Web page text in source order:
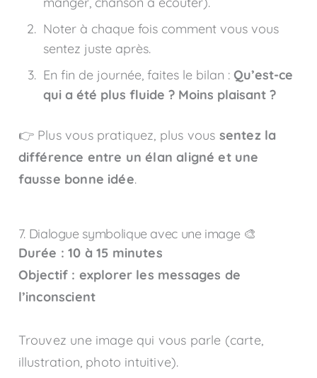
Noter à chaque fois comment vous vous
sentez juste après.
En fin de journée, faites le bilan : Qu’est-ce
qui a été plus fluide ? Moins plaisant ?
👉 Plus vous pratiquez, plus vous sentez la
différence entre un élan aligné et une
fausse bonne idée.
7. Dialogue symbolique avec une image 🎨
Durée : 10 à 15 minutes
Objectif : explorer les messages de
l’inconscient
Trouvez une image qui vous parle (carte,
illustration, photo intuitive).